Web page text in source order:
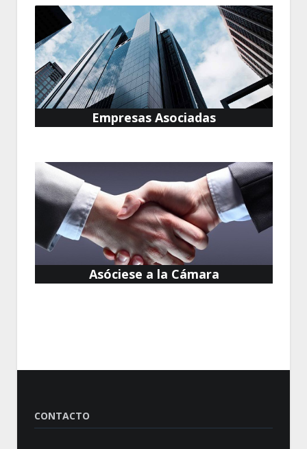
Empresas Asociadas
Asóciese a la Cámara
CONTACTO